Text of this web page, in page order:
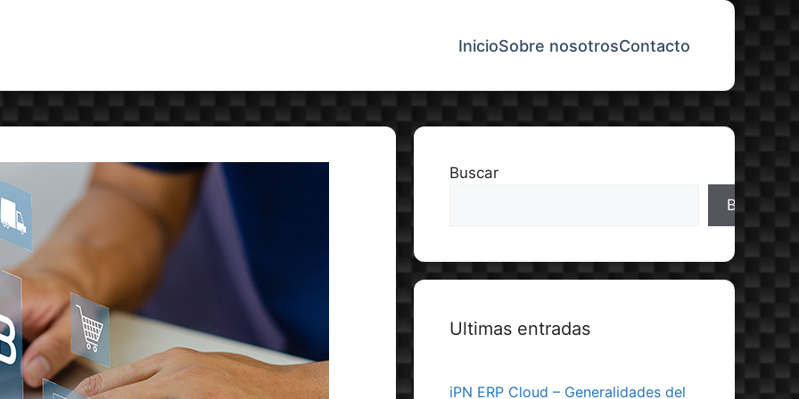
InicioSobre nosotrosContacto
Buscar
Buscar
Ultimas entradas
iPN ERP Cloud – Generalidades del